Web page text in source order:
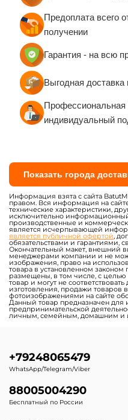
Предоплата всего
получении
Гарантия - на всю
Выгодная
Профессиональная
индивидуальный
Показать города
Информация взята с сайта
правом. Вся информация на
технические характеристики,
исключительно
производственные и
является исчерпывающей
является публичной офертой,
обязательствами и гарантиями,
Окончательный макет, внешний
менеджерами компании и не
изображения, право на
товара в установленном
размещены, в том числе, с целью
товар и могут не
изготовления, продажи товаров
фотоизображениями на сайте
Данный товар предназначен для
предпринимательской
личным, семейным, домашним и
+79248065479
WhatsApp/Telegram/Viber
88005004290
Бесплатный по России